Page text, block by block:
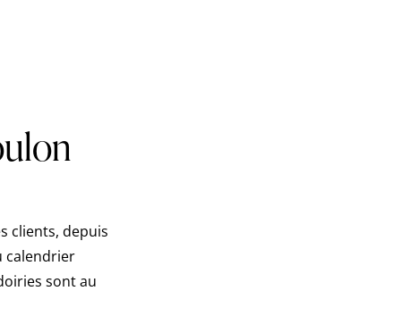
clients, depuis
calendrier
sont au